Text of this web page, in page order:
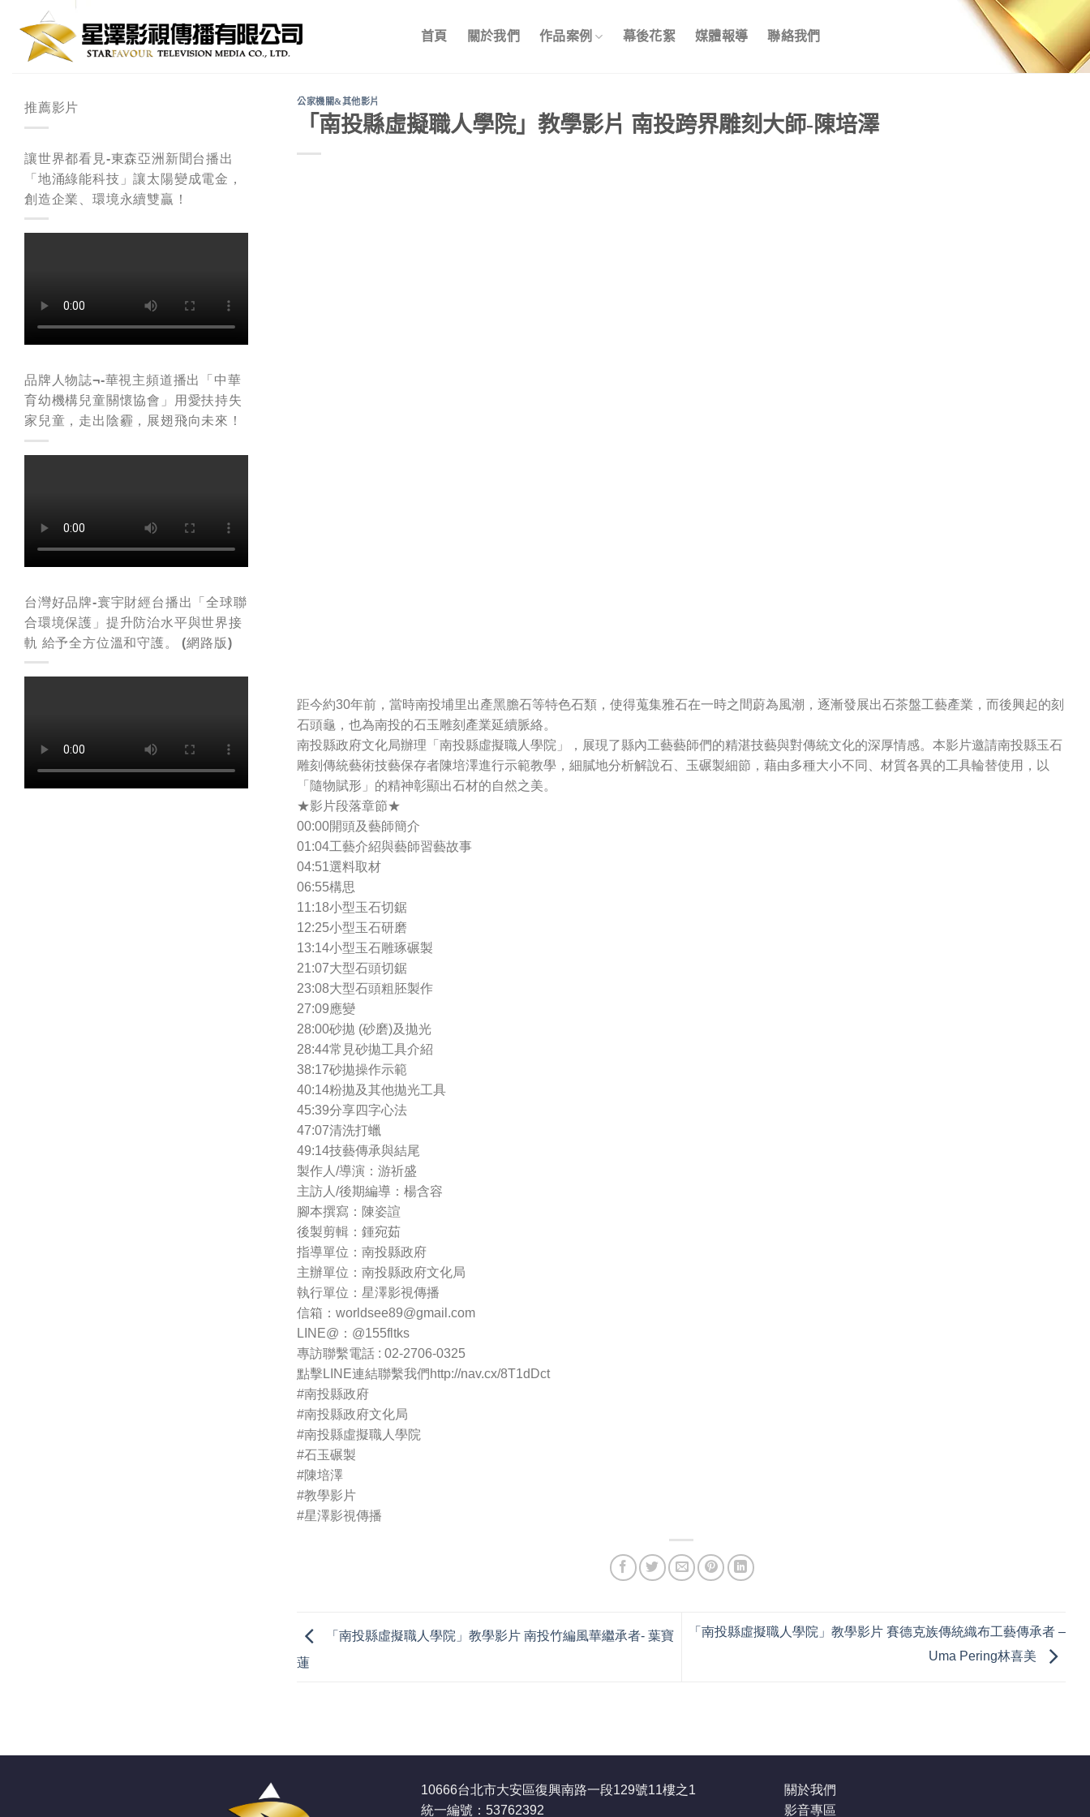
content
首頁 關於我們 作品案例 幕後花絮 媒體報導 聯絡我們
推薦影片
讓世界都看見-東森亞洲新聞台播出
「地涌綠能科技」讓太陽變成電金，
創造企業、環境永續雙贏！
品牌人物誌¬-華視主頻道播出「中華
育幼機構兒童關懷協會」用愛扶持失
家兒童，走出陰霾，展翅飛向未來！
台灣好品牌-寰宇財經台播出「全球聯
合環境保護」提升防治水平與世界接
軌 給予全方位溫和守護。 (網路版)
公家機關&其他影片
「南投縣虛擬職人學院」教學影片 南投跨界雕刻大師-陳培澤
距今約30年前，當時南投埔里出產黑膽石等特色石類，使得蒐集雅石在一時之間蔚為風潮，逐漸發展出石茶盤工藝產業，而後興起的刻
石頭龜，也為南投的石玉雕刻產業延續脈絡。
南投縣政府文化局辦理「南投縣虛擬職人學院」，展現了縣內工藝藝師們的精湛技藝與對傳統文化的深厚情感。本影片邀請南投縣玉石
雕刻傳統藝術技藝保存者陳培澤進行示範教學，細膩地分析解說石、玉碾製細節，藉由多種大小不同、材質各異的工具輪替使用，以
「隨物賦形」的精神彰顯出石材的自然之美。
★影片段落章節★
00:00開頭及藝師簡介
01:04工藝介紹與藝師習藝故事
04:51選料取材
06:55構思
11:18小型玉石切鋸
12:25小型玉石研磨
13:14小型玉石雕琢碾製
21:07大型石頭切鋸
23:08大型石頭粗胚製作
27:09應變
28:00砂拋 (砂磨)及拋光
28:44常見砂拋工具介紹
38:17砂拋操作示範
40:14粉拋及其他拋光工具
45:39分享四字心法
47:07清洗打蠟
49:14技藝傳承與結尾
製作人/導演：游祈盛
主訪人/後期編導：楊含容
腳本撰寫：陳姿諠
後製剪輯：鍾宛茹
指導單位：南投縣政府
主辦單位：南投縣政府文化局
執行單位：星澤影視傳播
信箱： worldsee89@gmail.com
LINE@：@155fltks
專訪聯繫電話 : 02-2706-0325
點擊LINE連結聯繫我們http://nav.cx/8T1dDct
#南投縣政府
#南投縣政府文化局
#南投縣虛擬職人學院
#石玉碾製
#陳培澤
#教學影片
#星澤影視傳播
「南投縣虛擬職人學院」教學影片 南投竹編風華繼承者- 葉寶
蓮
「南投縣虛擬職人學院」教學影片 賽德克族傳統織布工藝傳承者 –
Uma Pering林喜美
10666台北市大安區復興南路一段129號11樓之1
統一編號：53762392
關於我們
影音專區